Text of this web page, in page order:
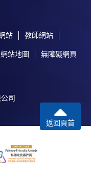
站 教師網站
網站地圖 無障礙網頁
司
返回頁首